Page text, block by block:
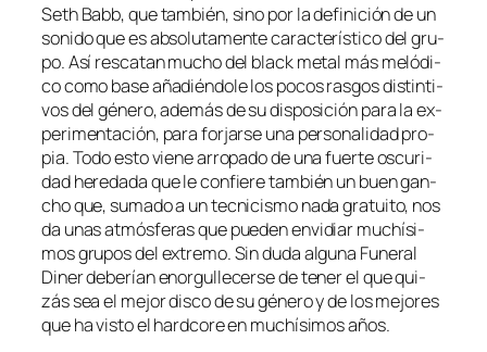
Seth Babb, que tam­bién, sino por la de­fi­ni­ción de un
so­ni­do que es ab­so­lu­ta­men­te ca­rac­te­rís­ti­co del gru­
po. Así res­ca­tan mu­cho del black me­tal más me­ló­di­
co co­mo ba­se aña­dién­do­le los po­cos ras­gos dis­tin­ti­
vos del gé­ne­ro, ade­más de su dis­po­si­ción pa­ra la ex­
pe­ri­men­ta­ción, pa­ra for­jar­se una per­so­na­li­dad pro­
pia. Todo es­to vie­ne arro­pa­do de una fuer­te os­cu­ri­
dad he­re­da­da que le con­fie­re tam­bién un buen gan­
cho que, su­ma­do a un tec­ni­cis­mo na­da gra­tui­to, nos
da unas at­mós­fe­ras que pue­den en­vi­diar mu­chí­si­
mos gru­pos del ex­tre­mo. Sin du­da al­gu­na Funeral
Diner de­be­rían enor­gu­lle­cer­se de te­ner el que qui­
zás sea el me­jor dis­co de su gé­ne­ro y de los me­jo­res
que ha vis­to el hard­co­re en mu­chí­si­mos años.